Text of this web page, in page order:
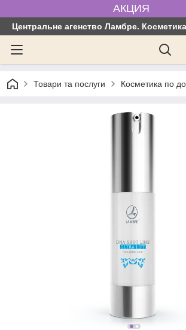
АКЦИЯ
Центральне агенство Ламбре.
Товари та послуги Косметика по